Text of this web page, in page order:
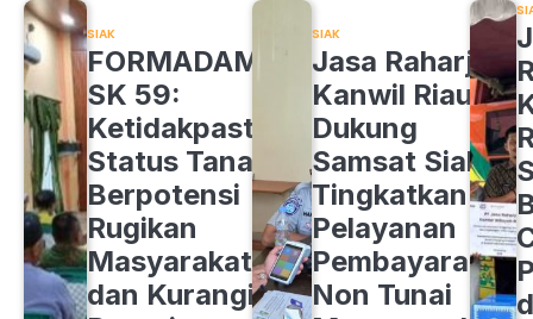
SIAK
FORMADAM
SK 59:
Ketidakpastian
Status Tanah
Berpotensi
Rugikan
Masyarakat
dan Kurangi
SIAK
Jasa Raharja
Kanwil Riau
Dukung
Samsat Siak
Tingkatkan
Pelayanan
Pembayaran
Non Tunai